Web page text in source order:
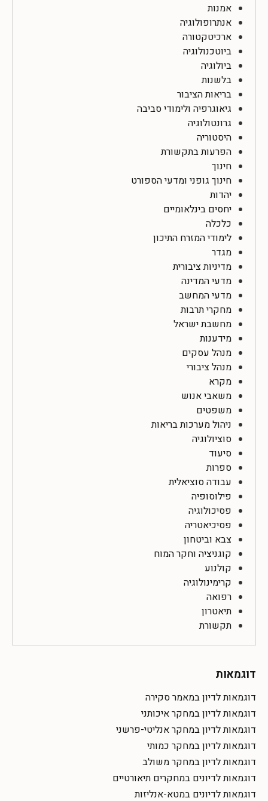
אמנות
אנתרופולוגיה
ארכיטקטורה
ביוטכנולוגיה
ביולוגיה
בלשנות
בריאות הציבור
גיאוגרפיה ולימודי סביבה
גרונטולוגיה
היסטוריה
הפרעות בתקשורת
חינוך
חינוך גופני ומדעי הספורט
יהדות
יחסים בינלאומיים
כלכלה
לימודי המזרח התיכון
מגדר
מדיניות ציבורית
מדעי המדינה
מדעי המחשב
מחקרי תרבות
מחשבת ישראל
מידענות
מנהל עסקים
מנהל ציבורי
מקרא
משאבי אנוש
משפטים
ניהול מערכות בריאות
סוציולוגיה
סיעוד
ספרות
עבודה סוציאלית
פילוסופיה
פסיכולוגיה
פסיכיאטריה
צבא וביטחון
קוגניציה וחקר המוח
קולנוע
קרימינולוגיה
רפואה
תיאטרון
תקשורת
דוגמאות
דוגמאות לדיון במאמר סקירה
דוגמאות לדיון במחקר איכותני
דוגמאות לדיון במחקר אנליטי-פרשני
דוגמאות לדיון במחקר כמותי
דוגמאות לדיון במחקר משולב
דוגמאות לדיונים במחקרים תיאורטיים
דוגמאות לדיונים במטא-אנליזות